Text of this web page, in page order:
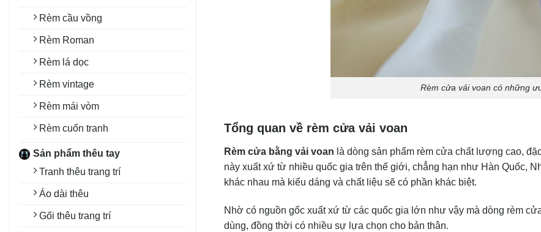
Rèm cầu vồng
Rèm Roman
Rèm lá dọc
Rèm vintage
Rèm mái vòm
Rèm cuốn tranh
Sản phẩm thêu tay
Tranh thêu trang trí
Áo dài thêu
Gối thêu trang trí
Rèm cửa vải voan có những
Tổng quan về rèm cửa vải voan
Rèm cửa bằng vải voan là dòng sản phẩm rèm cửa chất lượng cao,
này xuất xứ từ nhiều quốc gia trên thế giới, chẳng hạn như Hàn Quốc,
khác nhau mà kiểu dáng và chất liệu sẽ có phần khác biệt.
Nhờ có nguồn gốc xuất xứ từ các quốc gia lớn như vậy mà dòng rèm
dùng, đồng thời có nhiều sự lựa chọn cho bản thân.